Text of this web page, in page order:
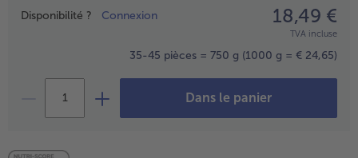
- € 5 à l’achat de 7 plats au choix
Prix
Disponibilité ? Connexion 18,49 €
TVA incluse
35-45 pièces = 750 g (1000 g = € 24,65)
Dans le panier